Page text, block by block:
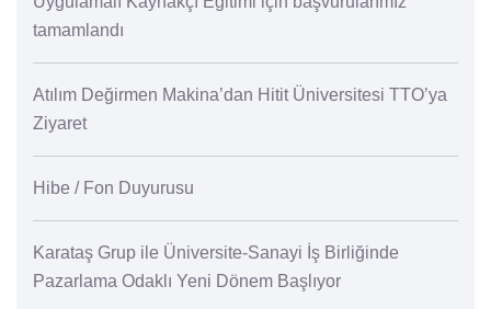
tamamlandı
Atılım Değirmen Makina’dan Hitit Üniversitesi TTO’ya
Ziyaret
Hibe / Fon Duyurusu
Karataş Grup ile Üniversite-Sanayi İş Birliğinde
Pazarlama Odaklı Yeni Dönem Başlıyor